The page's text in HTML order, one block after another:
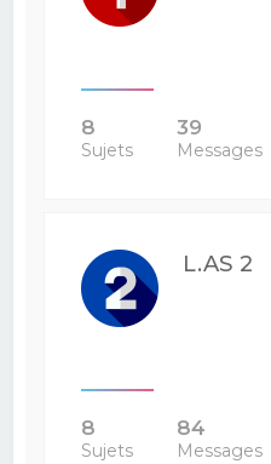
8
Sujets
39
Messages
L.AS 2
8
Sujets
84
Messages